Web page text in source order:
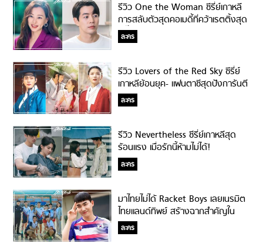
รีวิว One the Woman ซีรี่ย์เกาหลี
การสลับตัวสุดคอเมดี้ที่คว้าเรตติ้งสุด
ปรี๊ด!!!
ละคร
รีวิว Lovers of the Red Sky ซีรี่ย์
เกาหลีย้อนยุค- แฟนตาซีสุดปังการันตี
ด้วยเรตติ้งสูงปรี๊ด!
ละคร
รีวิว Nevertheless ซีรี่ย์เกาหลีสุด
ร้อนแรง เมื่อรักนี้ห้ามไม่ได้!
ละคร
มาไทยไม่ได้ Racket Boys เลยเนรมิต
ไทยแลนด์ทิพย์ สร้างฉากสำคัญใน
เรื่อง!
ละคร